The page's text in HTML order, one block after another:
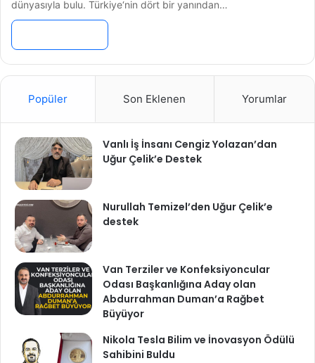
dünyasıyla bulu. Türkiye‘nin dört bir yanından…
Popüler Son Eklenen Yorumlar
Vanlı İş İnsanı Cengiz Yolazan’dan
Uğur Çelik’e Destek
Nurullah Temizel’den Uğur Çelik’e
destek
Van Terziler ve Konfeksiyoncular
Odası Başkanlığına Aday olan
Abdurrahman Duman’a Rağbet
Büyüyor
Nikola Tesla Bilim ve İnovasyon Ödülü
Sahibini Buldu